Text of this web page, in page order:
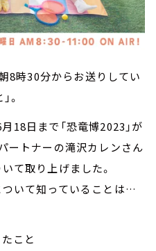
8時30分からお送りしてい
。
18日まで「恐竜博2023」が
ートナーの滝沢カレンさん
て取り上げました。
いて知っていることは…
こと